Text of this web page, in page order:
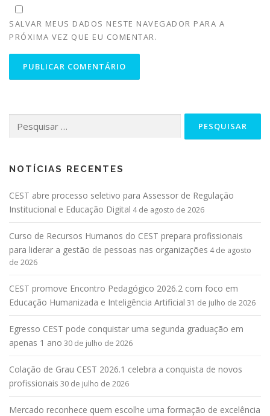
SALVAR MEUS DADOS NESTE NAVEGADOR PARA A
PRÓXIMA VEZ QUE EU COMENTAR.
NOTÍCIAS RECENTES
CEST abre processo seletivo para Assessor de Regulação
Institucional e Educação Digital 4 de agosto de 2026
Curso de Recursos Humanos do CEST prepara profissionais
para liderar a gestão de pessoas nas organizações 4 de agosto
de 2026
CEST promove Encontro Pedagógico 2026.2 com foco em
Educação Humanizada e Inteligência Artificial 31 de julho de 2026
Egresso CEST pode conquistar uma segunda graduação em
apenas 1 ano 30 de julho de 2026
Colação de Grau CEST 2026.1 celebra a conquista de novos
profissionais 30 de julho de 2026
Mercado reconhece quem escolhe uma formação de excelência